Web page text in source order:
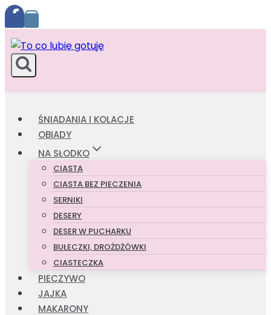
Przejdź
do
treści
ŚNIADANIA I KOLACJE
OBIADY
NA SŁODKO
CIASTA
CIASTA BEZ PIECZENIA
SERNIKI
DESERY
DESER W PUCHARKU
BUŁECZKI, DROŻDŻÓWKI
CIASTECZKA
PIECZYWO
JAJKA
MAKARONY